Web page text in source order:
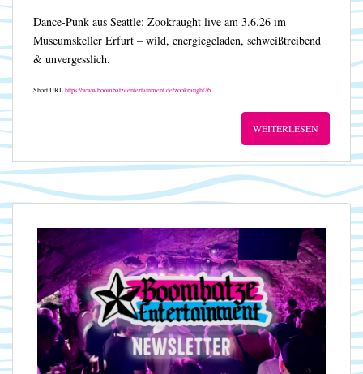
Dance-Punk aus Seattle: Zookraught live am 3.6.26 im
Museumskeller Erfurt – wild, energiegeladen, schweißtreibend
& unvergesslich.
Short URLhttps://www.boombatzeentertainment.de/zookraught26
WEITERLESEN